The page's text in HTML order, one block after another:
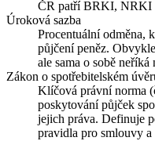
ČR patří BRKI, NRKI
Úroková sazba
Procentuální odměna,
půjčení peněz.
ale sama o sobě
Zákon o spotřebitelském
Klíčová právní norma
poskytování půjček
jejich práva. Definuje
pravidla pro smlouvy